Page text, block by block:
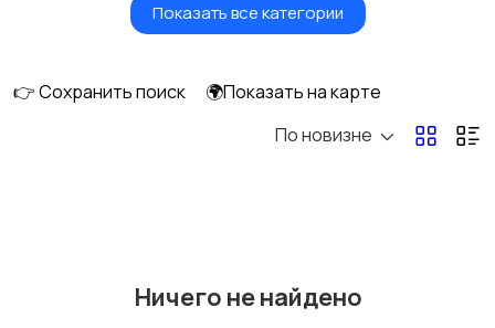
Будущим мамам Верхняя одежда
Домашняя одежда
Показать все категории
👉 Сохранить поиск
🌍Показать на карте
По новизне
Ничего не найдено